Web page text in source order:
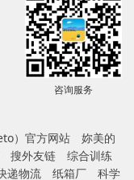
咨询服务
）官方网站
妳美的
搜外友链
综合训练
递物流 纸箱厂 科学